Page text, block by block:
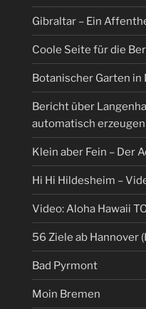
Gibraltar – Ein
Coole Seite für die
Botanischer Garten in
Bericht über
automatisch erzeugen
Klein aber Fein – Der
Hi Hi Hildesheim –
Video: Aloha Hawaii
56 Ziele ab Hannover
Bad Pyrmont
Moin Bremen